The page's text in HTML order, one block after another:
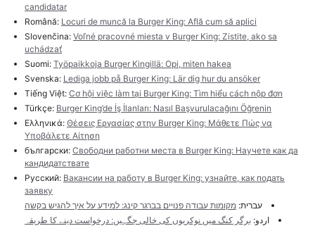
candidatar
Română: Locuri de muncă la Burger King: Află cum să aplici
Slovenčina: Voľné pracovné miesta v Burger King: Zistite, ako sa
uchádzať
Suomi: Työpaikkoja Burger Kingillä: Opi, miten hakea
Svenska: Lediga jobb på Burger King: Lär dig hur du ansöker
Tiếng Việt: Cơ hội việc làm tại Burger King: Tìm hiểu cách nộp đơn
Türkçe: Burger King’de İş İlanları: Nasıl Başvurulacağını Öğrenin
Ελληνικά: Θέσεις Εργασίας στην Burger King: Μάθετε Πώς να
Υποβάλετε Αίτηση
български: Свободни работни места в Burger King: Научете как да
кандидатствате
Русский: Вакансии на работу в Burger King: узнайте, как подать
заявку
עברית: מקומות עבודה פנויים בברגר קינג: למידע על איך להגיש בקשה
اردو: برگر کنگ میں نوکریوں کی خالی جگہیں: درخواست دینے کا طریقہ